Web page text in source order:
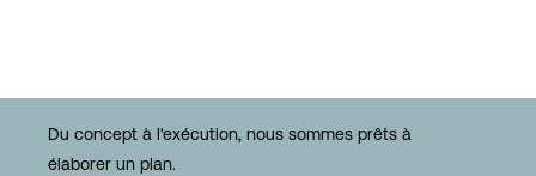
Du concept à l'exécution, nous sommes prêts à
élaborer un plan.